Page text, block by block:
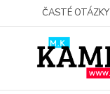
ČASTÉ OTÁZKY